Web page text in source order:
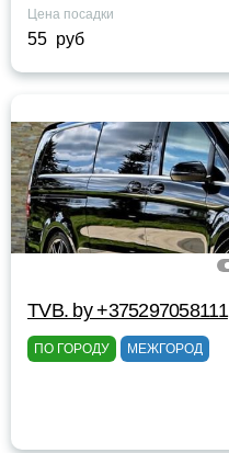
Цена посадки
55 руб
TVB. by +375297058111
ПО ГОРОДУ МЕЖГОРОД